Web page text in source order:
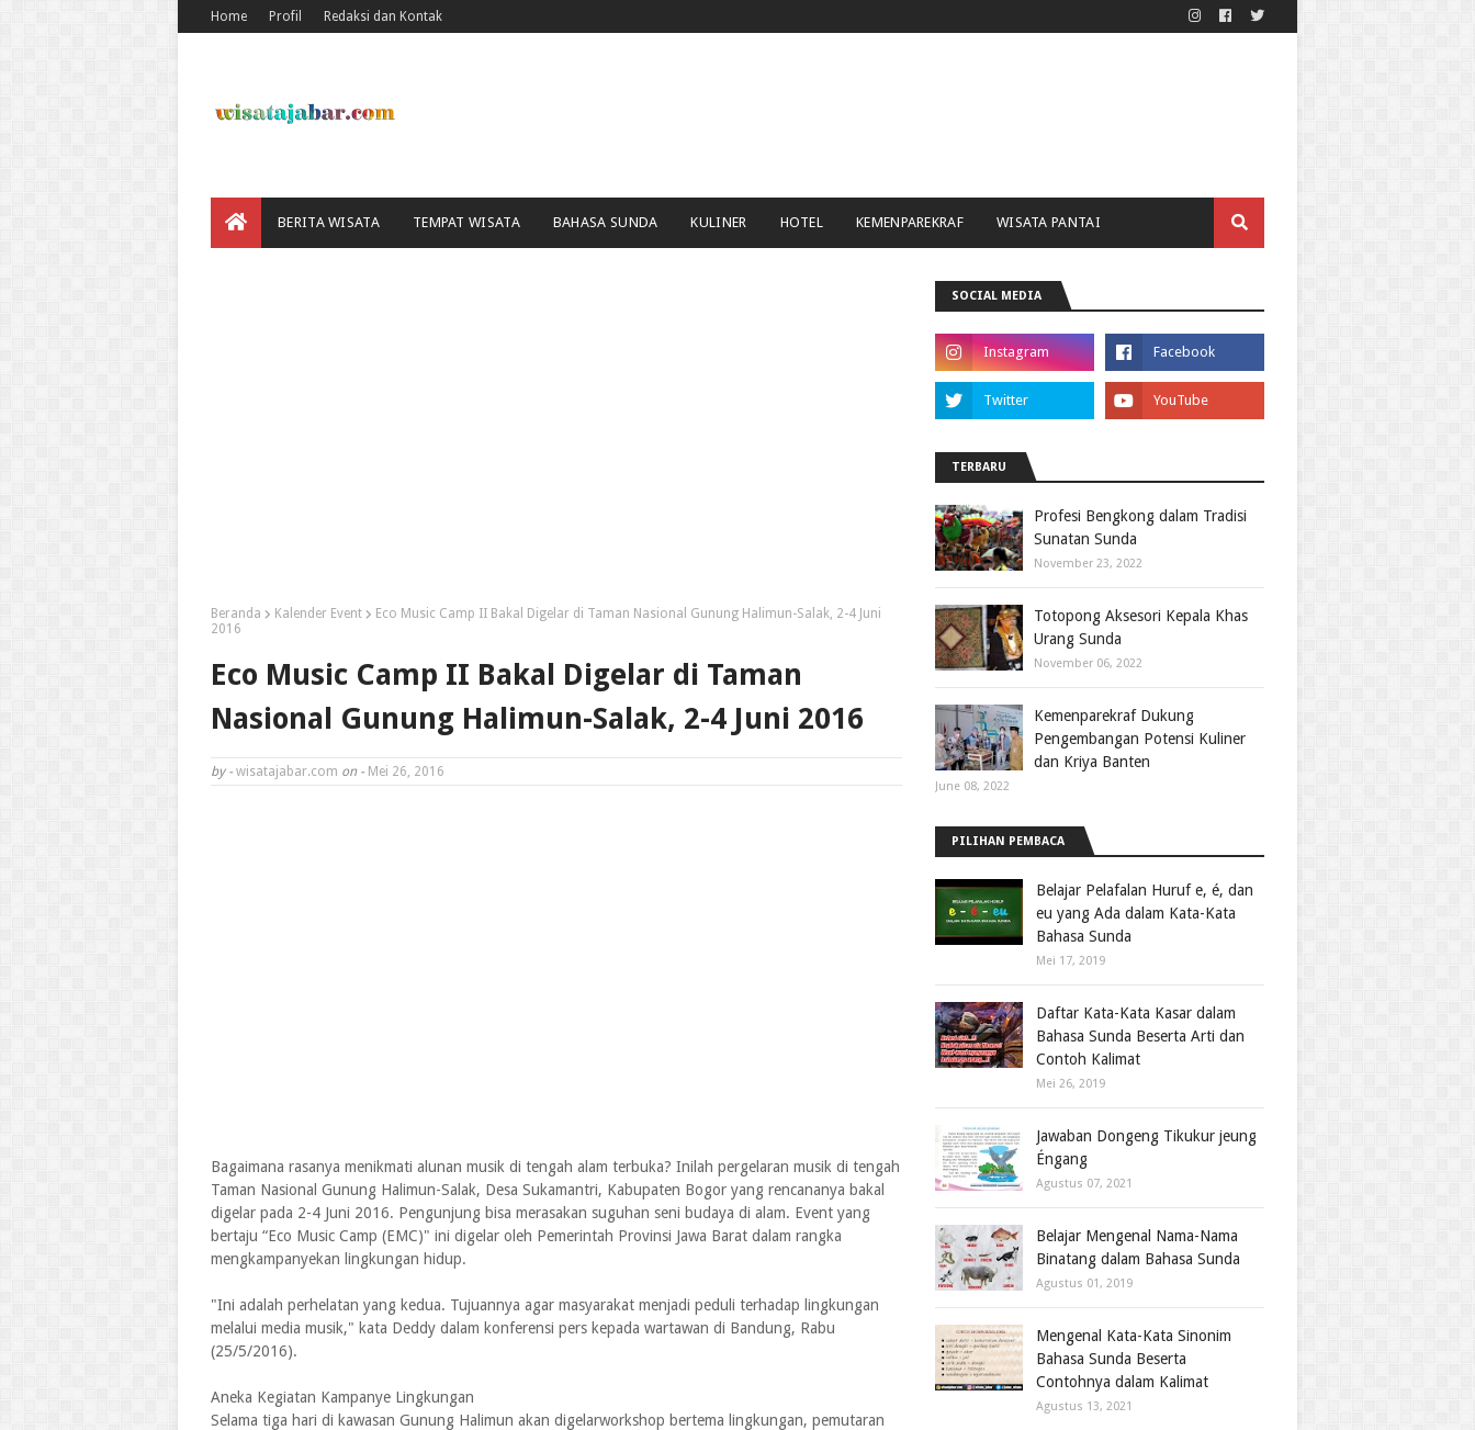
Home Profil Redaksi dan Kontak
BERITA WISATA TEMPAT WISATA BAHASA SUNDA KULINER HOTEL KEMENPAREKRAF WISATA PANTAI
Beranda Kalender Event
Eco Music Camp II Bakal Digelar di Taman Nasional Gunung Halimun-Salak, 2-4 Juni
2016
Eco Music Camp II Bakal Digelar di Taman
Nasional Gunung Halimun-Salak, 2-4 Juni 2016
by - wisatajabar.com on - Mei 26, 2016
Bagaimana rasanya menikmati alunan musik di tengah alam terbuka? Inilah pergelaran musik di tengah
Taman Nasional Gunung Halimun-Salak, Desa Sukamantri, Kabupaten Bogor yang rencananya bakal
digelar pada 2-4 Juni 2016. Pengunjung bisa merasakan suguhan seni budaya di alam. Event yang
bertaju “Eco Music Camp (EMC)" ini digelar oleh Pemerintah Provinsi Jawa Barat dalam rangka
mengkampanyekan lingkungan hidup.
"Ini adalah perhelatan yang kedua. Tujuannya agar masyarakat menjadi peduli terhadap lingkungan
melalui media musik," kata Deddy dalam konferensi pers kepada wartawan di Bandung, Rabu
(25/5/2016).
Aneka Kegiatan Kampanye Lingkungan
Selama tiga hari di kawasan Gunung Halimun akan digelarworkshop bertema lingkungan, pemutaran
SOCIAL MEDIA
TERBARU
Profesi Bengkong dalam Tradisi
Sunatan Sunda
November 23, 2022
Totopong Aksesori Kepala Khas
Urang Sunda
November 06, 2022
Kemenparekraf Dukung
Pengembangan Potensi Kuliner
dan Kriya Banten
June 08, 2022
PILIHAN PEMBACA
Belajar Pelafalan Huruf e, é, dan
eu yang Ada dalam Kata-Kata
Bahasa Sunda
Mei 17, 2019
Daftar Kata-Kata Kasar dalam
Bahasa Sunda Beserta Arti dan
Contoh Kalimat
Mei 26, 2019
Jawaban Dongeng Tikukur jeung
Éngang
Agustus 07, 2021
Belajar Mengenal Nama-Nama
Binatang dalam Bahasa Sunda
Agustus 01, 2019
Mengenal Kata-Kata Sinonim
Bahasa Sunda Beserta
Contohnya dalam Kalimat
Agustus 13, 2021